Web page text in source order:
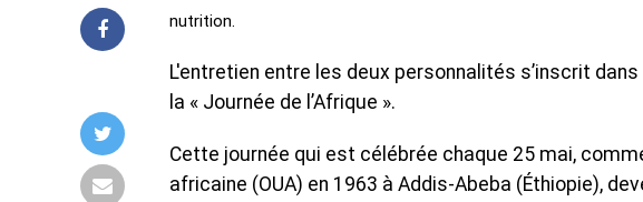
nutrition.
L'entretien entre les deux personnalités s’inscrit
la « Journée de l’Afrique ».
Cette journée qui est célébrée chaque 25 mai,
africaine (OUA) en 1963 à Addis-Abeba (Éthiopie),